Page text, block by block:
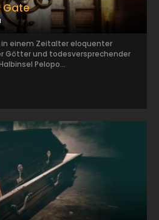
Gate
in einem Zeitalter eloquenter
Götter und todesversprechender
Pelopo...